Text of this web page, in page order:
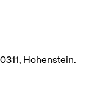
Hohenstein.